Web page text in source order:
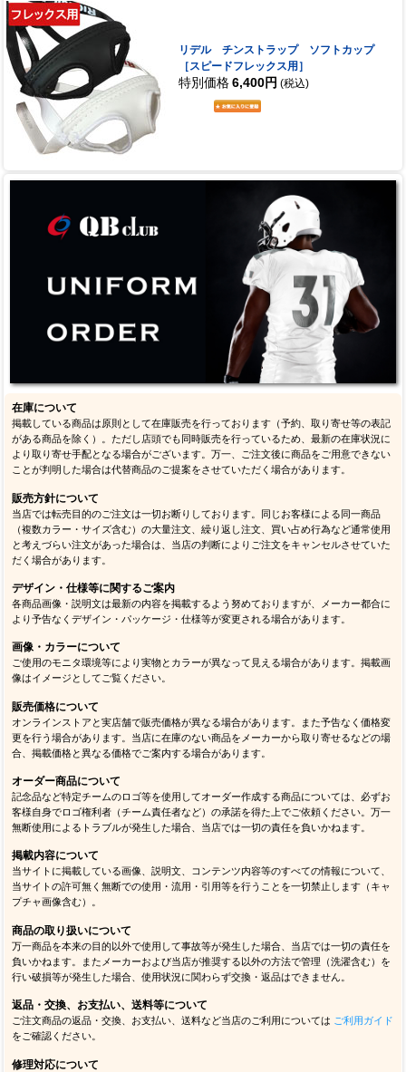
リデル チンストラップ ソフトカップ
［スピードフレックス用］
特別価格 6,400円 (税込)
在庫について
掲載している商品は原則として在庫販売を行っております（予約、取り寄せ等の表記
がある商品を除く）。ただし店頭でも同時販売を行っているため、最新の在庫状況に
より取り寄せ手配となる場合がございます。万一、ご注文後に商品をご用意できない
ことが判明した場合は代替商品のご提案をさせていただく場合があります。
販売方針について
当店では転売目的のご注文は一切お断りしております。同じお客様による同一商品
（複数カラー・サイズ含む）の大量注文、繰り返し注文、買い占め行為など通常使用
と考えづらい注文があった場合は、当店の判断によりご注文をキャンセルさせていた
だく場合があります。
デザイン・仕様等に関するご案内
各商品画像・説明文は最新の内容を掲載するよう努めておりますが、メーカー都合に
より予告なくデザイン・パッケージ・仕様等が変更される場合があります。
画像・カラーについて
ご使用のモニタ環境等により実物とカラーが異なって見える場合があります。掲載画
像はイメージとしてご覧ください。
販売価格について
オンラインストアと実店舗で販売価格が異なる場合があります。また予告なく価格変
更を行う場合があります。当店に在庫のない商品をメーカーから取り寄せるなどの場
合、掲載価格と異なる価格でご案内する場合があります。
オーダー商品について
記念品など特定チームのロゴ等を使用してオーダー作成する商品については、必ずお
客様自身でロゴ権利者（チーム責任者など）の承諾を得た上でご依頼ください。万一
無断使用によるトラブルが発生した場合、当店では一切の責任を負いかねます。
掲載内容について
当サイトに掲載している画像、説明文、コンテンツ内容等のすべての情報について、
当サイトの許可無く無断での使用・流用・引用等を行うことを一切禁止します（キャ
プチャ画像含む）。
商品の取り扱いについて
万一商品を本来の目的以外で使用して事故等が発生した場合、当店では一切の責任を
負いかねます。またメーカーおよび当店が推奨する以外の方法で管理（洗濯含む）を
行い破損等が発生した場合、使用状況に関わらず交換・返品はできません。
返品・交換、お支払い、送料等について
ご注文商品の返品・交換、お支払い、送料など当店のご利用については ご利用ガイド
をご確認ください。
修理対応について